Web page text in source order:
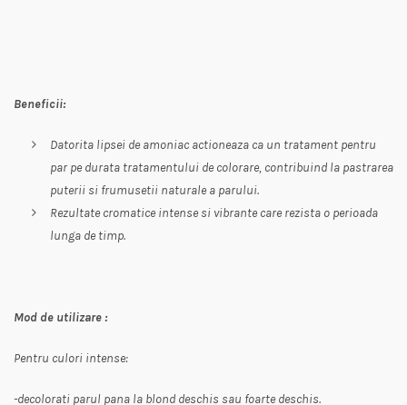
Beneficii:
Datorita lipsei de amoniac actioneaza ca un tratament pentru
par pe durata tratamentului de colorare, contribuind la pastrarea
puterii si frumusetii naturale a parului.
Rezultate cromatice intense si vibrante care rezista o perioada
lunga de timp.
Mod de utilizare :
Pentru culori intense:
-decolorati parul pana la blond deschis sau foarte deschis.